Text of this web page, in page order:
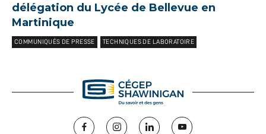
délégation du Lycée de Bellevue en
Martinique
COMMUNIQUÉS DE PRESSE TECHNIQUES DE LABORATOIRE
Facebook Instagram LinkedIn YouTube